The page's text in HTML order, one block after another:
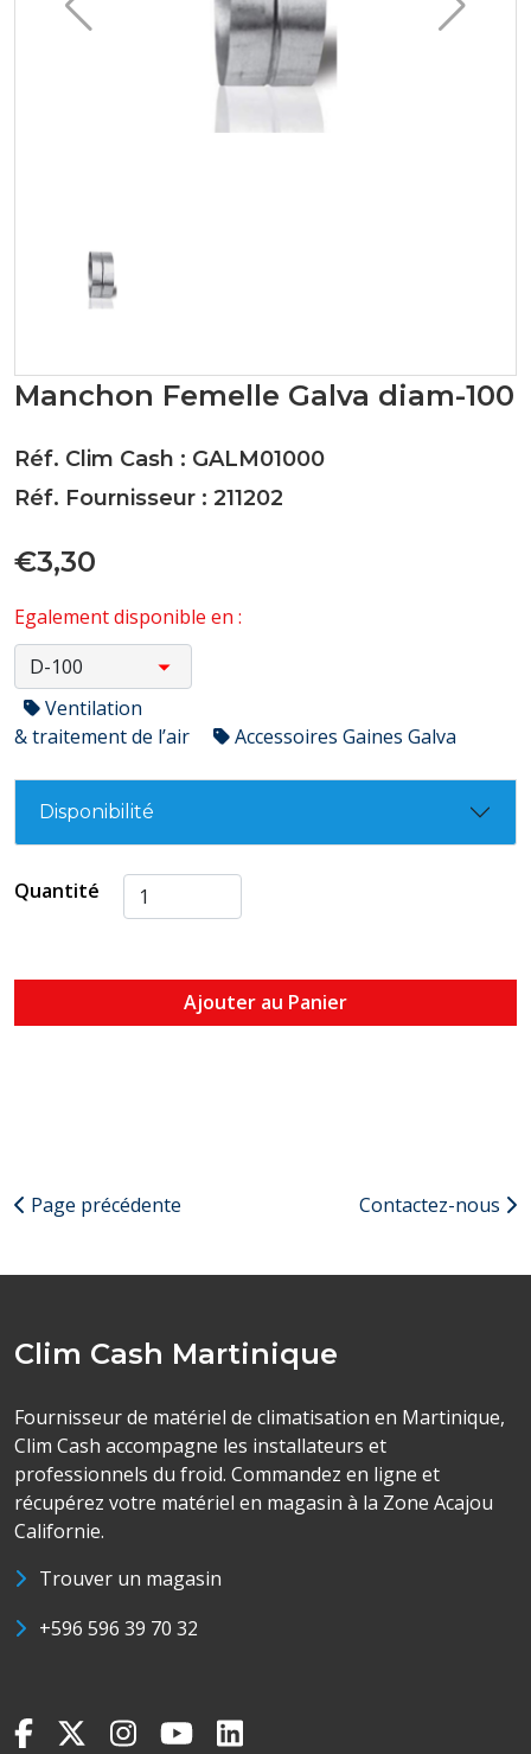
Manchon Femelle Galva diam-100
Réf. Clim Cash : GALM01000
Réf. Fournisseur : 211202
€3,30
Egalement disponible en :
Ventilation
& traitement de l’air
Accessoires Gaines Galva
Disponibilité
Quantité
Ajouter au Panier
Page précédente Contactez-nous
Clim Cash Martinique
Fournisseur de matériel de climatisation en Martinique,
Clim Cash accompagne les installateurs et
professionnels du froid. Commandez en ligne et
récupérez votre matériel en magasin à la Zone Acajou
Californie.
Trouver un magasin
+596 596 39 70 32